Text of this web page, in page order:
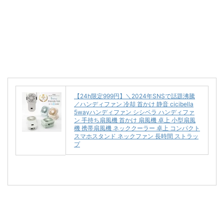
【24h限定999円】＼2024年SNSで話題沸騰
／ハンディファン 冷却 首かけ 静音 cicibella
5wayハンディファン シシベラ ハンディファ
ン 手持ち扇風機 首かけ 扇風機 卓上 小型扇風
機 携帯扇風機 ネッククーラー 卓上 コンパクト
スマホスタンド ネックファン 長時間 ストラッ
プ